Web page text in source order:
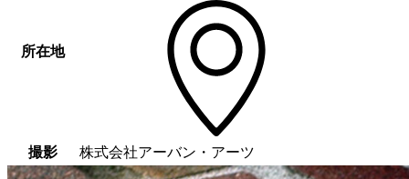
所在地
撮影 株式会社アーバン・アーツ